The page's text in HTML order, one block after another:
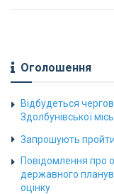
Оголошення
Відбудеться
Здолбунівської
Запрошують
Повідомлення про
державного
оцінку